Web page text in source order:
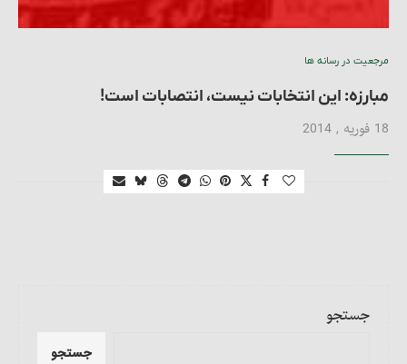
مرجعیت در رسانه ها
مبارزه: این انتخابات نیست، انتصابات است!
18 فوریه , 2014
جستجو
جستجو